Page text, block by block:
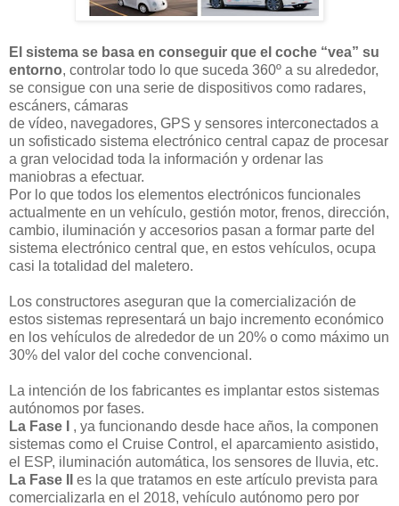
El sistema se basa en conseguir que el coche “vea” su
entorno, controlar todo lo que suceda 360º a su alrededor,
se consigue con una serie de dispositivos como radares,
escáners, cámaras
de vídeo, navegadores, GPS y sensores interconectados a
un sofisticado sistema electrónico central capaz de procesar
a gran velocidad toda la información y ordenar las
maniobras a efectuar.
Por lo que todos los elementos electrónicos funcionales
actualmente en un vehículo, gestión motor, frenos, dirección,
cambio, iluminación y accesorios pasan a formar parte del
sistema electrónico central que, en estos vehículos, ocupa
casi la totalidad del maletero.
Los constructores aseguran que la comercialización de
estos sistemas representará un bajo incremento económico
en los vehículos de alrededor de un 20% o como máximo un
30% del valor del coche convencional.
La intención de los fabricantes es implantar estos sistemas
autónomos por fases.
La Fase I
, ya funcionando desde hace años, la componen
sistemas como el Cruise Control, el aparcamiento asistido,
el ESP, iluminación automática, los sensores de lluvia, etc.
La Fase II
es la que tratamos en este artículo prevista para
comercializarla en el 2018, vehículo autónomo pero por